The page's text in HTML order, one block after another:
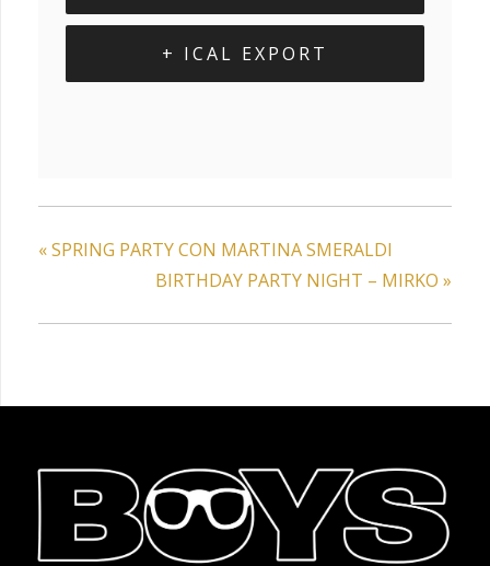
+ ICAL EXPORT
«SPRING PARTY CON MARTINA SMERALDI
BIRTHDAY PARTY NIGHT – MIRKO »